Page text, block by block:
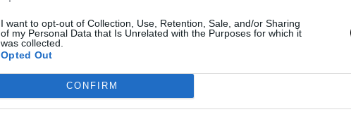
I want to opt-out of Collection, Use, Retention, Sale, and/or Sharing
of my Personal Data that Is Unrelated with the Purposes for which it
was collected.
Opted Out
CONFIRM